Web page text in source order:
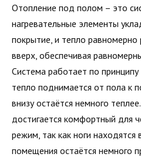
Отопление под полом – это
нагревательные элементы
покрытие, и тепло равномерно
вверх, обеспечивая
Система работает по
тепло поднимается от пола к
внизу остаётся немного
достигается комфортный для
режим, так как ноги находятся
помещения остаётся немного